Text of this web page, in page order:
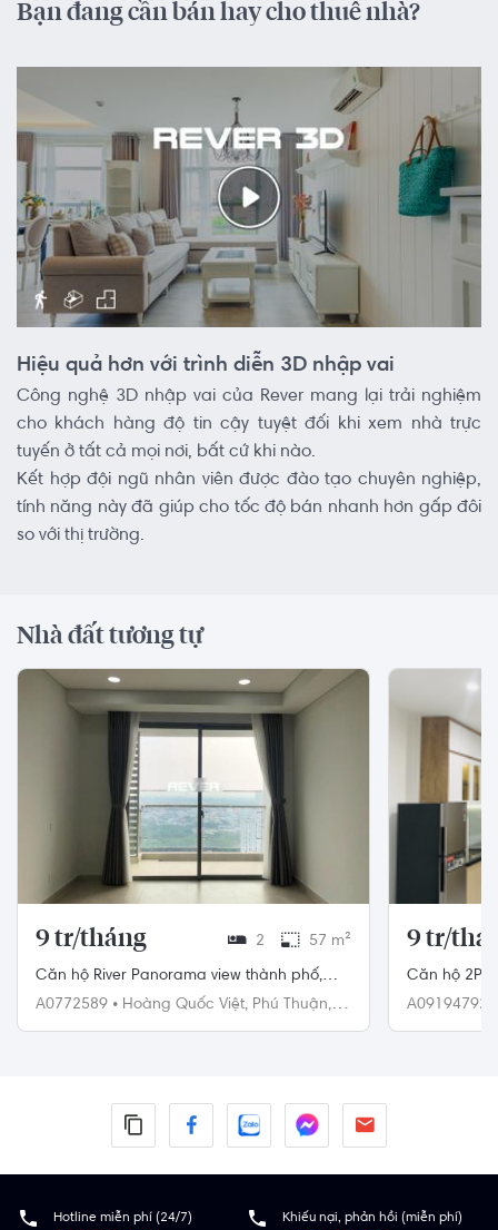
Bạn đang cần bán hay cho thuê nhà?
Hiệu quả hơn với trình diễn 3D nhập vai
Công nghệ 3D nhập vai của Rever mang lại trải nghiệm
cho khách hàng độ tin cậy tuyệt đối khi xem nhà trực
tuyến ở tất cả mọi nơi, bất cứ khi nào.
Kết hợp đội ngũ nhân viên được đào tạo chuyên nghiệp,
tính năng này đã giúp cho tốc độ bán nhanh hơn gấp đôi
so với thị trường.
Nhà đất tương tự
9 tr/tháng 2 57 m²
Căn hộ River Panorama view thành phố,
thiết kế hiện đại kỹ lưỡng.
A0772589 • Hoàng Quốc Việt, Phú Thuận,
9 tr/
Căn hộ 2PN
view trực
A09194792
Hotline miễn phí (24/7) Khiếu nại, phản hồi (miễn phí)